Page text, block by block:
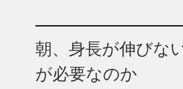
朝、身長が伸びな
が必要なのか